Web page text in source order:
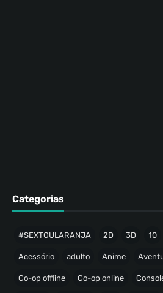
Categorias
#SEXTOULARANJA 2D 3D 10
Acessório adulto Anime
Co-op offline Co-op online